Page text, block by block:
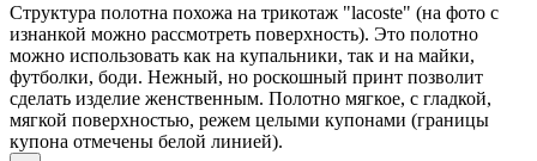
Структура полотна похожа на трикотаж "lacoste" (на фото с
изнанкой можно рассмотреть поверхность). Это полотно
можно использовать как на купальники, так и на майки,
футболки, боди. Нежный, но роскошный принт позволит
сделать изделие женственным. Полотно мягкое, с гладкой,
мягкой поверхностью, режем целыми купонами (границы
купона отмечены белой линией).